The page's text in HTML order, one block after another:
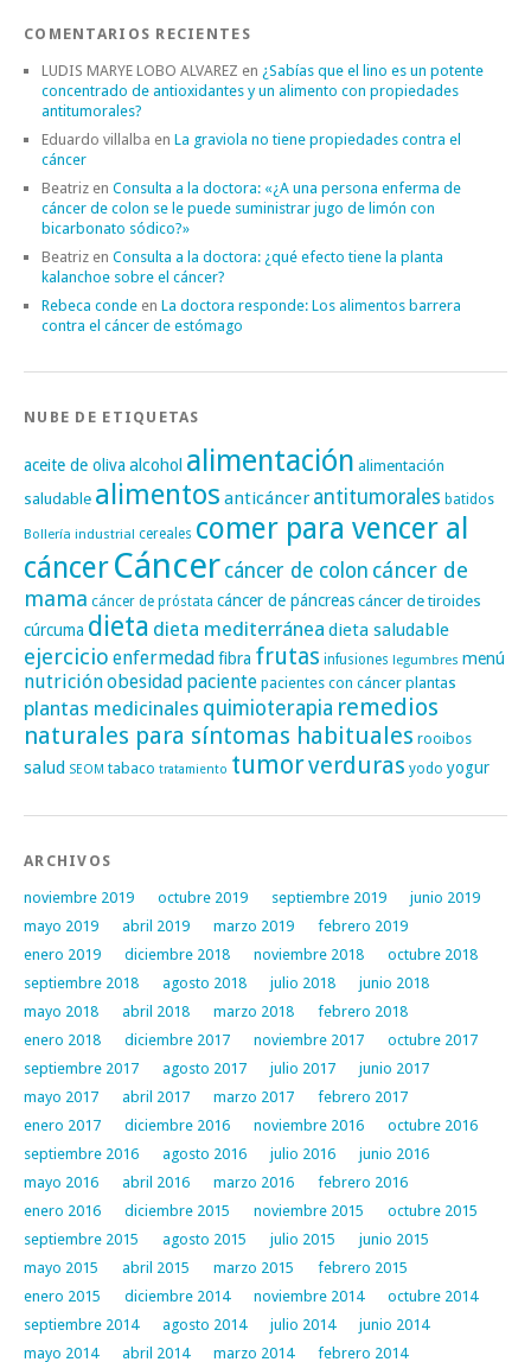
COMENTARIOS RECIENTES
LUDIS MARYE LOBO ALVAREZ en ¿Sabías que el lino es un potente
concentrado de antioxidantes y un alimento con propiedades
antitumorales?
Eduardo villalba en La graviola no tiene propiedades contra el
cáncer
Beatriz en Consulta a la doctora: «¿A una persona enferma de
cáncer de colon se le puede suministrar jugo de limón con
bicarbonato sódico?»
Beatriz en Consulta a la doctora: ¿qué efecto tiene la planta
kalanchoe sobre el cáncer?
Rebeca conde en La doctora responde: Los alimentos barrera
contra el cáncer de estómago
NUBE DE ETIQUETAS
aceite de oliva alcohol alimentación alimentación
saludable alimentos anticáncer antitumorales batidos
Bollería industrial cereales comer para vencer al
cáncerCáncer cáncer de colon cáncer de
mama cáncer de próstata cáncer de páncreascáncer de tiroides
cúrcuma dieta dieta mediterránea dieta saludable
ejercicio enfermedadfibra frutas infusiones legumbres menú
nutriciónobesidad paciente pacientes con cáncer plantas
plantas medicinales quimioterapia remedios
naturales para síntomas habituales rooibos
salud SEOM tabaco tratamiento tumorverduras yodo yogur
ARCHIVOS
noviembre 2019 octubre 2019 septiembre 2019
junio 2019
mayo 2019
abril 2019 marzo 2019
febrero 2019
enero 2019
diciembre 2018 noviembre 2018
octubre 2018
septiembre 2018
agosto 2018 julio 2018
junio 2018
mayo 2018
abril 2018 marzo 2018
febrero 2018
enero 2018
diciembre 2017 noviembre 2017
octubre 2017
septiembre 2017
agosto 2017 julio 2017
junio 2017
mayo 2017
abril 2017 marzo 2017
febrero 2017
enero 2017
diciembre 2016 noviembre 2016
octubre 2016
septiembre 2016
agosto 2016 julio 2016
junio 2016
mayo 2016
abril 2016 marzo 2016
febrero 2016
enero 2016
diciembre 2015 noviembre 2015
octubre 2015
septiembre 2015
agosto 2015 julio 2015
junio 2015
mayo 2015
abril 2015 marzo 2015
febrero 2015
enero 2015
diciembre 2014 noviembre 2014
octubre 2014
septiembre 2014
agosto 2014 julio 2014
junio 2014
mayo 2014
abril 2014 marzo 2014 febrero 2014